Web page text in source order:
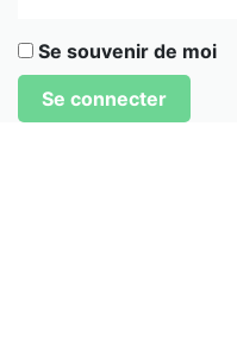
Se souvenir de moi